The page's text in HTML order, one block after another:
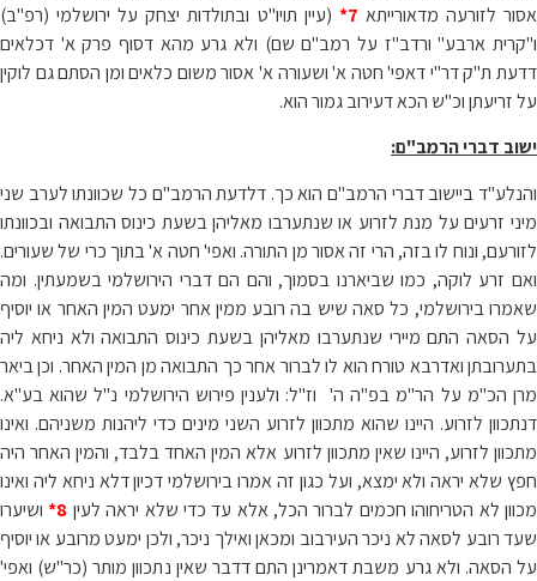
אסור לזורעה מדאורייתא 7*
(עיין תויו"ט ובתולדות יצחק על ירושלמי (רפ"ב)
ו"קרית ארבע" ורדב"ז על רמב"ם שם) ולא גרע מהא דסוף פרק א' דכלאים
דדעת ת"ק דר"י דאפי' חטה א' ושעורה א' אסור משום כלאים ומן הסתם גם לוקין
על זריעתן וכ"ש הכא דעירוב גמור הוא.
ישוב דברי הרמב"ם:
והנלע"ד ביישוב דברי הרמב"ם הוא כך. דלדעת הרמב"ם כל שכוונתו לערב שני
מיני זרעים על מנת לזרוע או שנתערבו מאליהן בשעת כינוס התבואה ובכוונתו
לזורעם, ונוח לו בזה, הרי זה אסור מן התורה. ואפי' חטה א' בתוך כרי של שעורים.
ואם זרע לוקה, כמו שביארנו בסמוך, והם הם דברי הירושלמי בשמעתין. ומה
שאמרו בירושלמי, כל סאה שיש בה רובע ממין אחר ימעט המין האחר או יוסיף
על הסאה התם מיירי שנתערבו מאליהן בשעת כינוס התבואה ולא ניחא ליה
בתערובתן ואדרבא טורח הוא לו לברור אחר כך התבואה מן המין האחר. וכן ביאר
מרן הכ"מ על הר"מ בפ"ה ה' וז"ל: ולענין פירוש הירושלמי נ"ל שהוא בע"א.
דנתכוון לזרוע. היינו שהוא מתכוון לזרוע השני מינים כדי ליהנות משניהם. ואינו
מתכוון לזרוע, היינו שאין מתכוון לזרוע אלא המין האחד בלבד, והמין האחר היה
חפץ שלא יראה ולא ימצא, ועל כגון זה אמרו בירושלמי דכיון דלא ניחא ליה ואינו
מכוון לא הטריחוהו חכמים לברור הכל, אלא עד כדי שלא יראה לעין 8*
ושיערו
שעד רובע לסאה לא ניכר העירבוב ומכאן ואילך ניכר, ולכן ימעט מרובע או יוסיף
על הסאה. ולא גרע משבת דאמרינן התם דדבר שאין נתכוון מותר (כר"ש) ואפי'